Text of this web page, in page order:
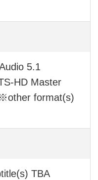
5.1
HD Master
format(s)
TBA